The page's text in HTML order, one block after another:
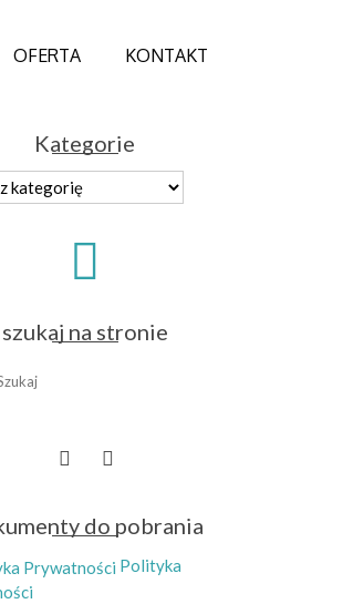
OFERTA KONTAKT
Kategorie
szukaj na stronie
do pobrania
Polityka